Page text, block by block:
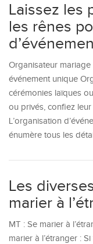
Laissez les
les rênes
Organisateur
événement unique
cérémonies laïques
ou privés, confiez
L’organisation
énumère tous les
Les
marier à
MT : Se marier à
marier à l’étranger :